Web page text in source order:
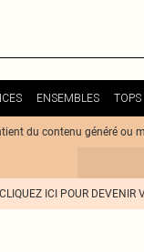
ENSEMBLES TOPS
du contenu généré ou
CLIQUEZ ICI POUR DEVENIR